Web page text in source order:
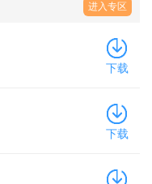
进入专区
下载
下载